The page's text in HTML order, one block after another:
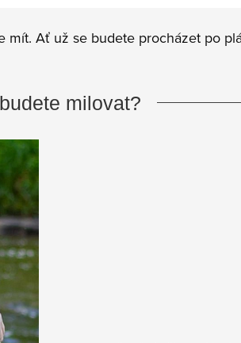
mít. Ať už se budete procházet po
milovat?